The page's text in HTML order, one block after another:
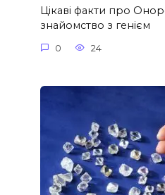
Цікаві факти про
знайомство з генієм
0 24